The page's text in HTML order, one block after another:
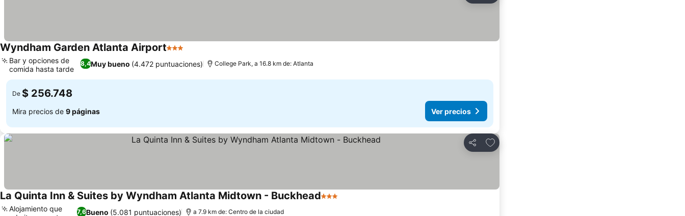
Wyndham Garden Atlanta Airport3 Estrellas
8,4Muy bueno (4.472 puntuaciones)
Bar y opciones de
comida hasta tarde
College Park, a 16.8 km de: Atlanta
De $ 256.748
Mira precios de 9 páginas Ver precios
Compartir
Agregar a favoritos
La Quinta Inn & Suites by Wyndham Atlanta Midtown - Buckhead3 Estrellas
7,6Bueno (5.081 puntuaciones)
Alojamiento que
a 7.9 km de: Centro de la ciudad